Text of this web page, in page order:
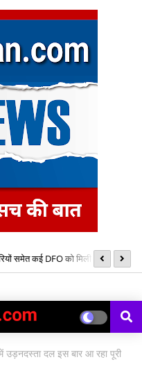
भेजा जेल, मामला थाना तपकरा अन्तर्गत
उड़नदस्ता दल इस बार आ रहा पूरी